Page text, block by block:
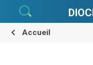
contenu.
Aller
personnels
Accueil